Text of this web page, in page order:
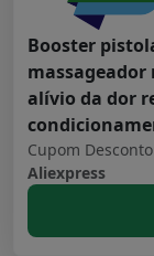
Booster
alívio da dor
Cupom
Aliexpress